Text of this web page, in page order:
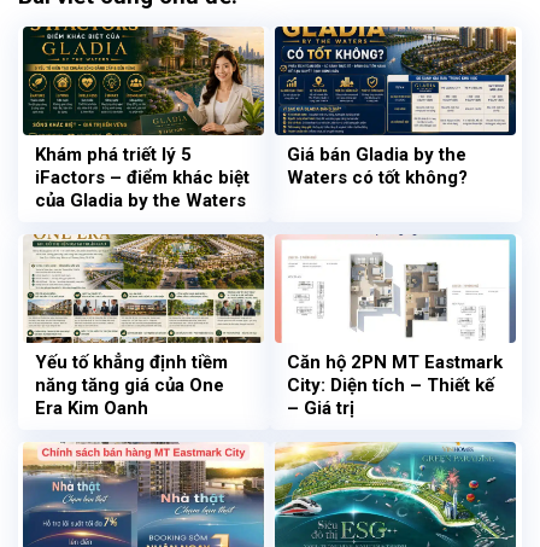
Khám phá triết lý 5
iFactors – điểm khác biệt
của Gladia by the Waters
Giá bán Gladia by the
Waters có tốt không?
Yếu tố khẳng định tiềm
năng tăng giá của One
Era Kim Oanh
Căn hộ 2PN MT Eastmark
City: Diện tích – Thiết kế
– Giá trị